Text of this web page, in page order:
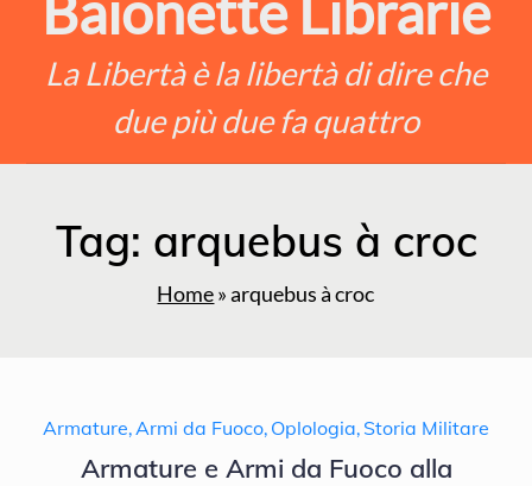
La Libertà è la libertà di dire che
due più due fa quattro
Tag: arquebus à croc
Home»arquebus à croc
Armature,Armi da Fuoco, Oplologia, Storia Militare
Armature e Armi da Fuoco alla